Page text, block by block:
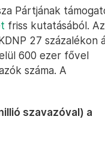
Pártjának
friss kutatásából. Az
27 százalékon
600 ezer fővel
száma. A
szavazóval) a